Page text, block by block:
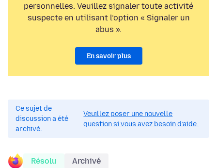
personnelles. Veuillez signaler toute activité
suspecte en utilisant l’option « Signaler un
abus ».
En savoir plus
Ce sujet de
discussion a été
archivé.
Veuillez poser une nouvelle
question si vous avez besoin d’aide.
Résolu Archivé